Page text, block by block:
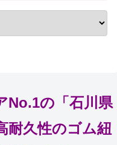
No.1の「石川県
耐久性のゴム紐